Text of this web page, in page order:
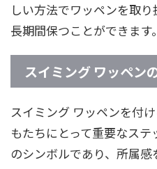
しい方法でワッペンを取
長期間保つことができます。
スイミング ワッペン
スイミング ワッペンを付
もたちにとって重要なス
のシンボルであり、所属感